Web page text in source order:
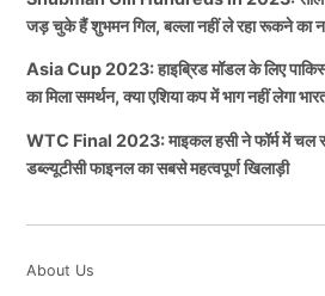
जड़ चुके हैं शुभमन गिल, बल्ला नहीं ले रहा रूकने का
Asia Cup 2023: हाइब्रिड मॉडल के लिए
का मिला समर्थन, क्या एशिया कप में भाग नहीं लेगा
WTC Final 2023: माइकल हसी ने फॉर्म में चल रहे
डब्ल्यूटीसी फाइनल का सबसे महत्वपूर्ण खिलाड़ी
About Us